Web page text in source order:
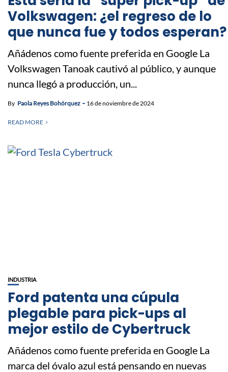
Volkswagen: ¿el regreso de lo
que nunca fue y todos esperan?
Añádenos como fuente preferida en Google La
Volkswagen Tanoak cautivó al público, y aunque
nunca llegó a producción, un...
By Paola Reyes Bohórquez 16 de noviembre de 2024
READ MORE
INDUSTRIA
Ford patenta una cúpula
plegable para pick-ups al
mejor estilo de Cybertruck
Añádenos como fuente preferida en Google La
marca del óvalo azul está pensando en nuevas